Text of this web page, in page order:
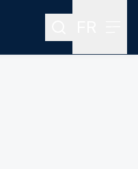
Rechercher